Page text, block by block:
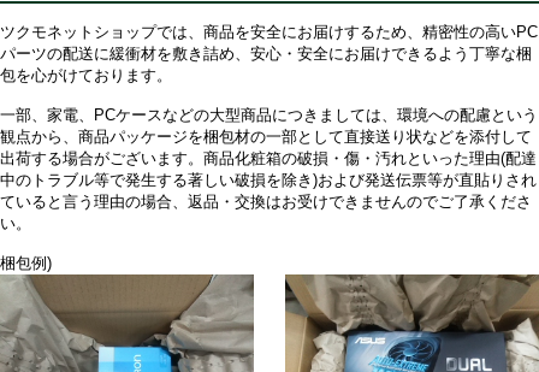
ツクモネットショップでは、商品を安全にお届けするため、精密性の高いPC
パーツの配送に緩衝材を敷き詰め、安心・安全にお届けできるよう丁寧な梱
包を心がけております。
一部、家電、PCケースなどの大型商品につきましては、環境への配慮という
観点から、商品パッケージを梱包材の一部として直接送り状などを添付して
出荷する場合がございます。商品化粧箱の破損・傷・汚れといった理由(配達
中のトラブル等で発生する著しい破損を除き)および発送伝票等が直貼りされ
ていると言う理由の場合、返品・交換はお受けできませんのでご了承くださ
い。
梱包例)